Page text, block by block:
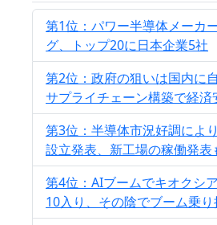
第1位：パワー半導体メーカ
グ、トップ20に日本企業5社
第2位：政府の狙いは国内に
サプライチェーン構築で経済
第3位：半導体市況好調によ
設立発表、新工場の稼働発表
第4位：AIブームでキオクシ
10入り、その陰でブーム乗